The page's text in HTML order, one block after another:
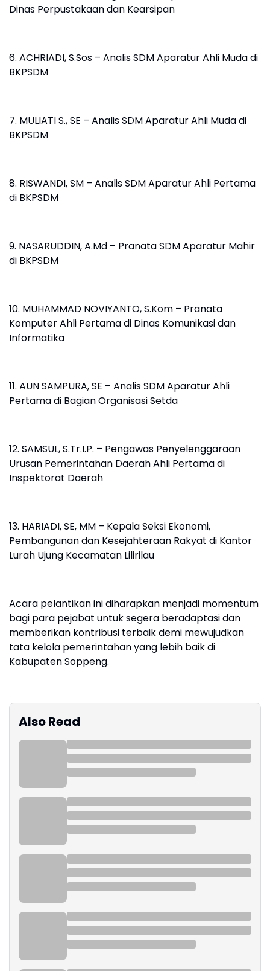
Dinas Perpustakaan dan Kearsipan
6. ACHRIADI, S.Sos – Analis SDM Aparatur Ahli Muda di
BKPSDM
7. MULIATI S., SE – Analis SDM Aparatur Ahli Muda di
BKPSDM
8. RISWANDI, SM – Analis SDM Aparatur Ahli Pertama
di BKPSDM
9. NASARUDDIN, A.Md – Pranata SDM Aparatur Mahir
di BKPSDM
10. MUHAMMAD NOVIYANTO, S.Kom – Pranata
Komputer Ahli Pertama di Dinas Komunikasi dan
Informatika
11. AUN SAMPURA, SE – Analis SDM Aparatur Ahli
Pertama di Bagian Organisasi Setda
12. SAMSUL, S.Tr.I.P. – Pengawas Penyelenggaraan
Urusan Pemerintahan Daerah Ahli Pertama di
Inspektorat Daerah
13. HARIADI, SE, MM – Kepala Seksi Ekonomi,
Pembangunan dan Kesejahteraan Rakyat di Kantor
Lurah Ujung Kecamatan Lilirilau
Acara pelantikan ini diharapkan menjadi momentum
bagi para pejabat untuk segera beradaptasi dan
memberikan kontribusi terbaik demi mewujudkan
tata kelola pemerintahan yang lebih baik di
Kabupaten Soppeng.
Also Read